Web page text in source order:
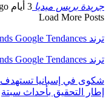
جريدة بريس ميديا 3 أيام ago
Load More Posts
ترند Trends Google Tendances
ترند Trends Google Tendances
شكوى في إسبانيا
إطار التحقيق بأحداث سبتة